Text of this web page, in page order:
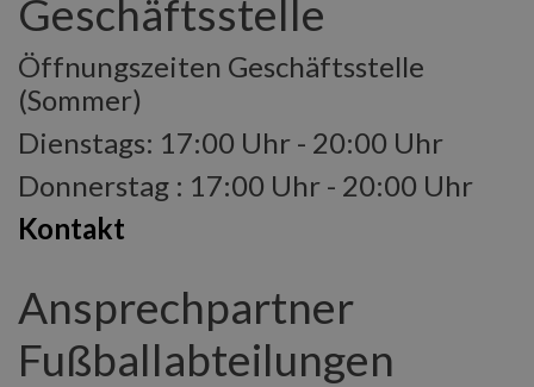
Geschäftsstelle
Öffnungszeiten Geschäftsstelle
(Sommer)
Dienstags: 17:00 Uhr - 20:00 Uhr
Donnerstag : 17:00 Uhr - 20:00 Uhr
Kontakt
Ansprechpartner
Fußballabteilungen